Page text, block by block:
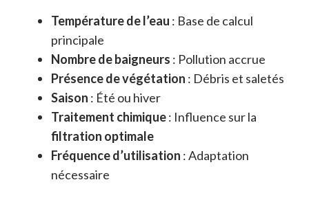
Température de l’eau : Base de calcul
principale
Nombre de baigneurs : Pollution accrue
Présence de végétation : Débris et saletés
Saison : Été ou hiver
Traitement chimique: Influence sur la
filtration optimale
Fréquence d’utilisation : Adaptation
nécessaire